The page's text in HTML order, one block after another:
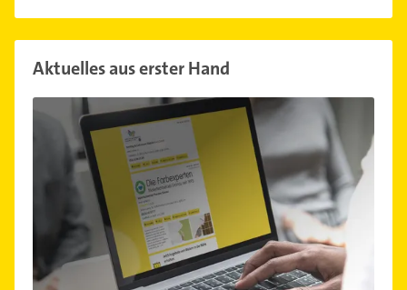
Aktuelles aus erster Hand